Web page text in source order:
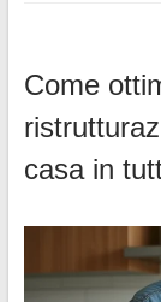
Come
casa in